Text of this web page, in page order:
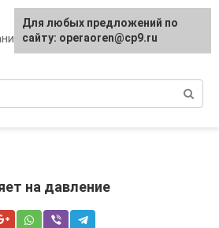
сосудов и сердца,
на давление
Для любых предложений по
сайту: operaoren@cp9.ru